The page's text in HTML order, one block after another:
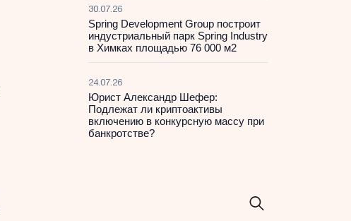
30.07.26
Spring Development Group построит
индустриальный парк Spring Industry
в Химках площадью 76 000 м2
24.07.26
Юрист Александр Шефер:
Подлежат ли криптоактивы
включению в конкурсную массу при
банкротстве?